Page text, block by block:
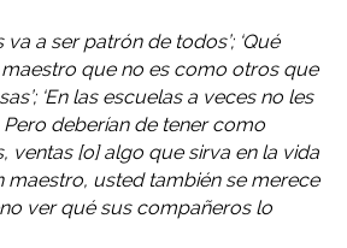
va a ser patrón de todos’; ‘Qué
que no es como otros que
‘En las escuelas a veces no les
deberían de tener como
ventas [o] algo que sirva en la vida
maestro, usted también se merece
ver qué sus compañeros lo